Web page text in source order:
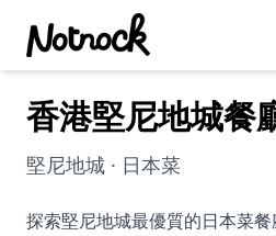
精選活動
博客文章
約會好去處
香港堅尼地城餐
堅尼地城 · 日本菜
探索堅尼地城最優質的日本菜